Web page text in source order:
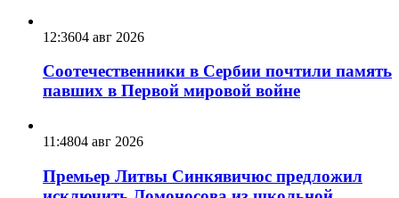
12:3604 авг 2026
Соотечественники в Сербии почтили память
павших в Первой мировой войне
11:4804 авг 2026
Премьер Литвы Синкявичюс предложил